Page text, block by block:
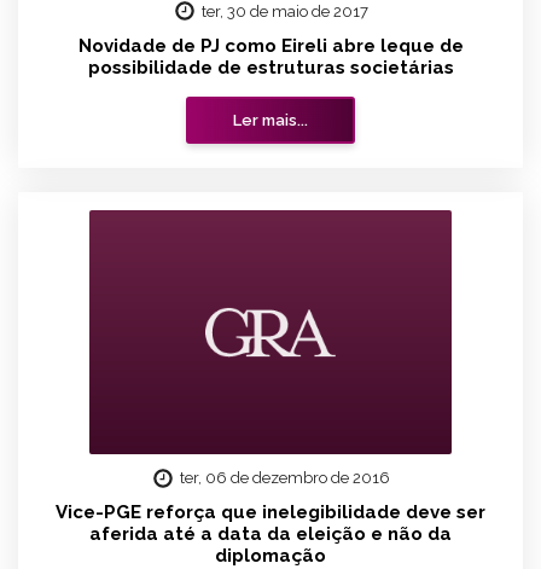
ter, 30 de maio de 2017
Novidade de PJ como Eireli abre leque de
possibilidade de estruturas societárias
Ler mais...
ter, 06 de dezembro de 2016
Vice-PGE reforça que inelegibilidade deve ser
aferida até a data da eleição e não da
diplomação